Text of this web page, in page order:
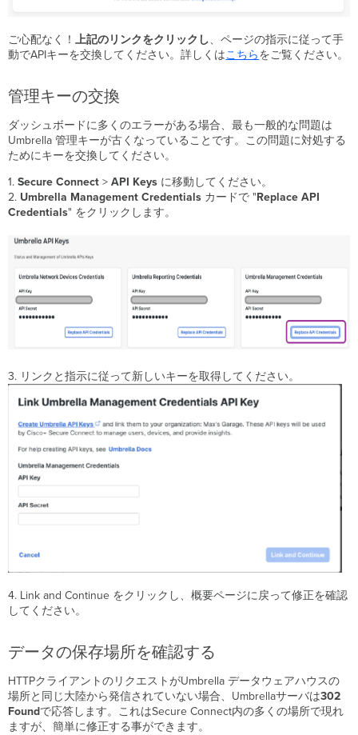
認
す
る
違
た
Meraki
ダ
シ
ュ
ボ
ド
を
Umbrella
に
リ
る
と
ど
な
り
ま
Umbrella
ッ
ン
グ
新
し
い
Meraki
Org に
変
ご心配なく！上記のリンクをクリックし、ページの指示に従って手
動でAPIキーを交換してください。詳しくはこちらをご覧ください。
管理キーの交換
ダッシュボードに多くのエラーがある場合、最も一般的な問題は
Umbrella 管理キーが古くなっていることです。この問題に対処する
ためにキーを交換してください。
1.Secure Connect >API Keys に移動してください。
2. Umbrella Management Credentials カードで "Replace API
Credentials" をクリックします。
3. リンクと指示に従って新しいキーを取得してください。
4. Link and Continue をクリックし、概要ページに戻って修正を確認
してください。
データの保存場所を確認する
HTTPクライアントのリクエストがUmbrella データウェアハウスの
場所と同じ大陸から発信されていない場合、Umbrellaサーバは302
Foundで応答します。これはSecure Connect内の多くの場所で現れ
ますが、簡単に修正する事ができます。